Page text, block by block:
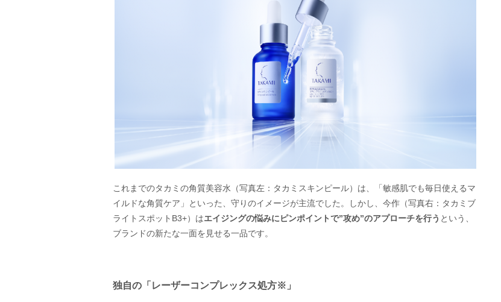
これまでのタカミの角質美容水（写真左：タカミスキンピール）は、「敏感肌でも毎日使えるマ
イルドな角質ケア」といった、守りのイメージが主流でした。しかし、今作（写真右：タカミブ
ライトスポットB3+）はエイジングの悩みにピンポイントで”攻め”のアプローチを行う という、
ブランドの新たな一面を見せる一品です。
独自の「レーザーコンプレックス処方※」